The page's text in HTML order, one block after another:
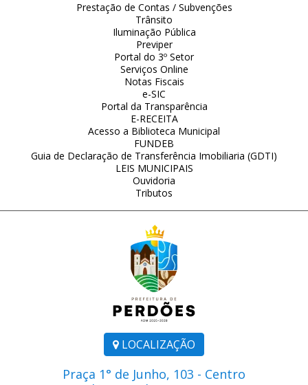
LOCALIZAÇÃO
Praça 1° de Junho, 103 - Centro
Prestação de Contas / Subvenções
Trânsito
Iluminação Pública
Previper
Portal do 3º Setor
Serviços Online
Notas Fiscais
e-SIC
Portal da Transparência
E-RECEITA
Acesso a Biblioteca Municipal
FUNDEB
Guia de Declaração de Transferência Imobiliaria (GDTI)
LEIS MUNICIPAIS
Ouvidoria
Tributos